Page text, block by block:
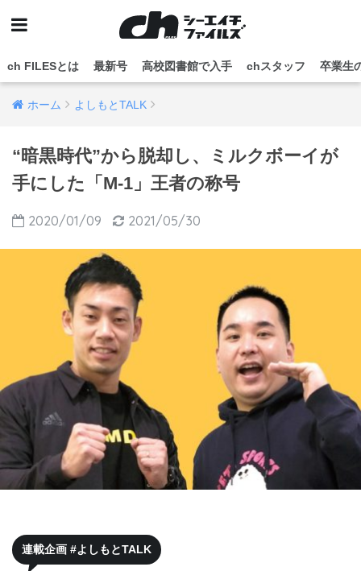
ch FILESとは 最新号 高校図書館で入手 chスタッフ 卒業生
ホーム よしもとTALK
“暗黒時代”から脱却し、ミルクボーイが
手にした「M-1」王者の称号
2020/01/09 2021/05/30
連載企画 #よしもとTALK